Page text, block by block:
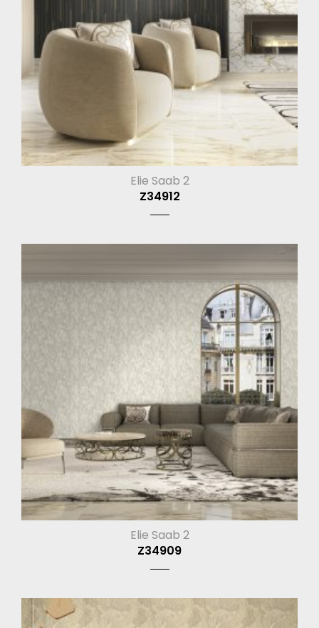
Elie Saab 2
Z34912
Elie Saab 2
Z34909